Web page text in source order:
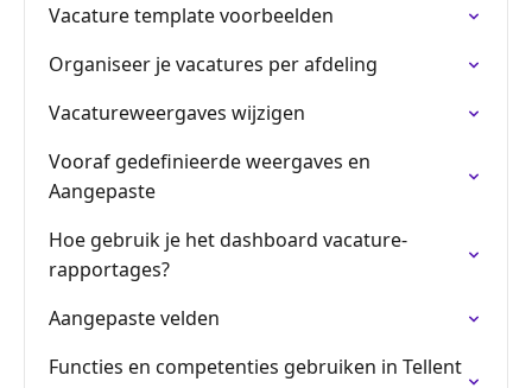
Vacature template voorbeelden
Organiseer je vacatures per afdeling
Vacatureweergaves wijzigen
Vooraf gedefinieerde weergaves en
Aangepaste
Hoe gebruik je het dashboard vacature-
rapportages?
Aangepaste velden
Functies en competenties gebruiken in Tellent